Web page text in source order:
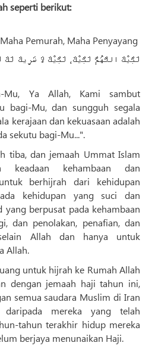
seperti berikut:
Pemurah, Maha Penyayang
لَبَّيْكَ اللَّهُمَّ لَبَّيْكَ، لَبَّيْكَ لَا شَرِيكَ
Mu, Ya Allah, Kami sambut
bagi-Mu, dan sungguh segala
kerajaan dan kekuasaan adalah
sekutu bagi-Mu...".
tiba, dan jemaah Ummat Islam
keadaan kehambaan dan
berhijrah dari kehidupan
kehidupan yang suci dan
yang berpusat pada kehambaan
dan penolakan, penafian, dan
Allah dan hanya untuk
Allah.
untuk hijrah ke Rumah Allah
dengan jemaah haji tahun ini,
semua saudara Muslim di Iran
mereka yang telah
tahun terakhir hidup mereka
berjaya menunaikan Haji.